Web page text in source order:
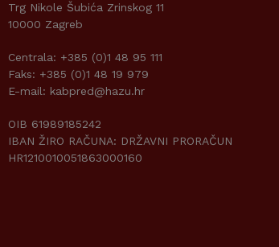
Trg Nikole Šubića Zrinskog 11
10000 Zagreb
Centrala: +385 (0)1 48 95 111
Faks: +385 (0)1 48 19 979
E-mail: kabpred@hazu.hr
OIB 61989185242
IBAN ŽIRO RAČUNA: DRŽAVNI PRORAČUN
HR1210010051863000160